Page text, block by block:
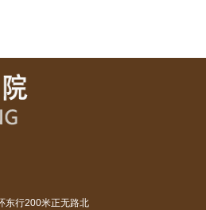
东行200米正无路北